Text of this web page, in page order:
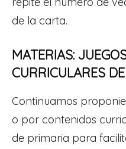
de la carta.
MATERIAS:
CURRICULARES
Continuamos
o por contenidos
de primaria para